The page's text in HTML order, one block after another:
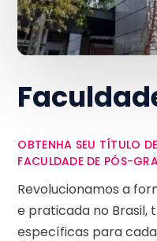
OBTENHA SEU TÍTULO
FACULDADE DE PÓS-
Revolucionamos a
e praticada no Brasil,
específicas para